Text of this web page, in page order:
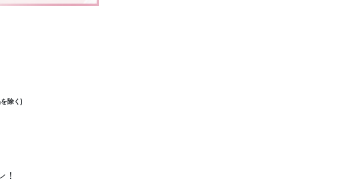
除く)